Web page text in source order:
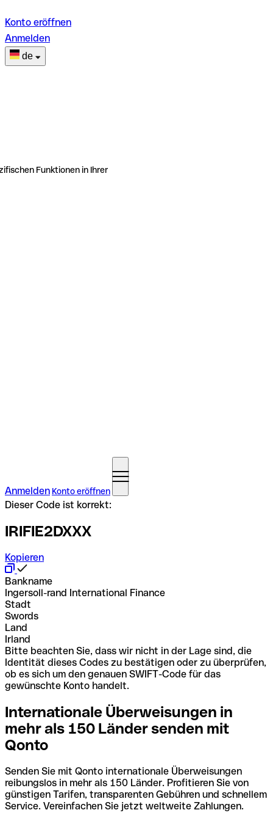
Konto eröffnen
Anmelden
de
Funktionen in Ihrer
Anmelden Konto eröffnen
Dieser Code ist korrekt:
IRIFIE2DXXX
Kopieren
Bankname
Ingersoll-rand International Finance
Stadt
Swords
Land
Irland
Bitte beachten Sie, dass wir nicht in der Lage sind, die
Identität dieses Codes zu bestätigen oder zu überprüfen,
ob es sich um den genauen SWIFT-Code für das
gewünschte Konto handelt.
Internationale Überweisungen in
mehr als 150 Länder senden mit
Qonto
Senden Sie mit Qonto internationale Überweisungen
reibungslos in mehr als 150 Länder. Profitieren Sie von
günstigen Tarifen, transparenten Gebühren und schnellem
Service. Vereinfachen Sie jetzt weltweite Zahlungen.